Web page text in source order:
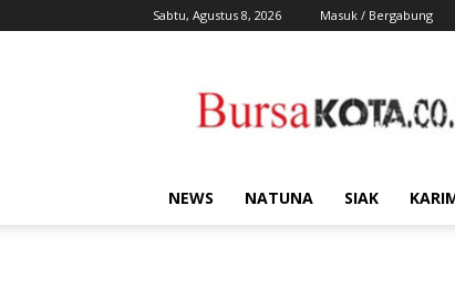
Sabtu, Agustus 8, 2026 Masuk / Bergabung
Kota
NEWS NATUNA SIAK